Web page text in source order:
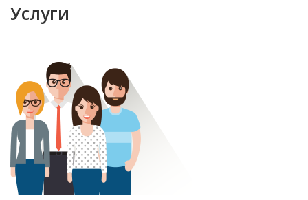
Услуги